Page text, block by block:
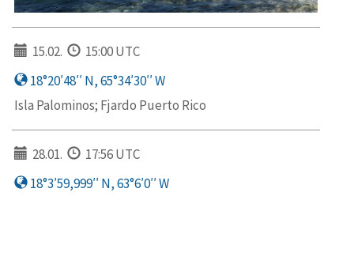
15.02.
15:00 UTC
18°20′48′′ N, 65°34′30′′ W
Isla Palominos; Fjardo Puerto Rico
28.01.
17:56 UTC
18°3′59,999′′ N, 63°6′0′′ W